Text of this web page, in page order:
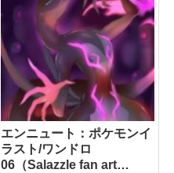
エンニュート：ポケモンイ
ラスト/ワンドロ
06（Salazzle fan art